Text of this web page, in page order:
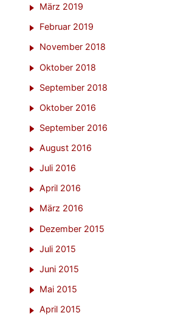
März 2019
Februar 2019
November 2018
Oktober 2018
September 2018
Oktober 2016
September 2016
August 2016
Juli 2016
April 2016
März 2016
Dezember 2015
Juli 2015
Juni 2015
Mai 2015
April 2015